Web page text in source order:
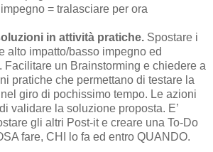
= tralasciare per ora
in attività pratiche. Spostare i
alto impatto/basso impegno ed
Facilitare un Brainstorming e chiedere a
pratiche che permettano di testare la
giro di pochissimo tempo. Le azioni
validare la soluzione proposta. E’
gli altri Post-it e creare una To-Do
fare, CHI lo fa ed entro QUANDO.